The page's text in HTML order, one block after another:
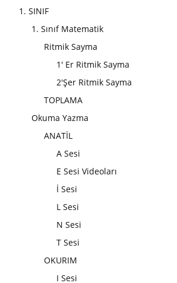
1. SINIF
1. Sınıf Matematik
Ritmik Sayma
1' Er Ritmik Sayma
2'Şer Ritmik Sayma
TOPLAMA
Okuma Yazma
ANATİL
A Sesi
E Sesi Videoları
İ Sesi
L Sesi
N Sesi
T Sesi
OKURIM
I Sesi